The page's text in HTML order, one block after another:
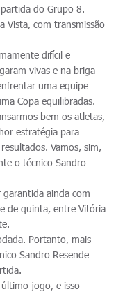
do Grupo 8.
Vista, com transmissão
difícil e
vivas e na briga
uma equipe
Copa equilibradas.
bem os atletas,
estratégia para
Vamos, sim,
o técnico Sandro
garantida ainda com
de quinta, entre Vitória
Portanto, mais
Sandro Resende
jogo, e isso